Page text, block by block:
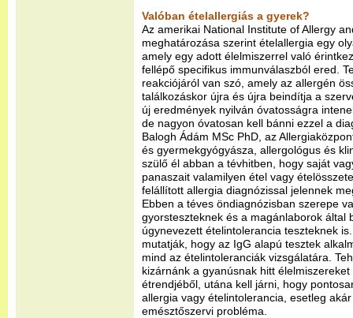
Valóban ételallergiás a gyerek?
Az amerikai National Institute of Allergy
meghatározása szerint ételallergia egy
amely egy adott élelmiszerrel való
fellépő specifikus immunválaszból ered.
reakciójáról van szó, amely az allergén
találkozáskor újra és újra beindítja a
új eredmények nyilván óvatosságra
de nagyon óvatosan kell bánni ezzel a
Balogh Ádám MSc PhD, az
és gyermekgyógyásza, allergológus és
szülő él abban a tévhitben, hogy saját
panaszait valamilyen étel vagy
felállított allergia diagnózissal jelennek
Ebben a téves öndiagnózisban szerepe
gyorsteszteknek és a magánlaborok által
úgynevezett ételintolerancia teszteknek
mutatják, hogy az IgG alapú tesztek
mind az ételintoleranciák vizsgálatára.
kizárnánk a gyanúsnak hitt
étrendjéből, utána kell járni, hogy
allergia vagy ételintolerancia, esetleg
emésztőszervi probléma.